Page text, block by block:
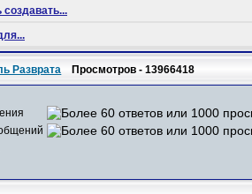
Разврата Просмотров - 13966418